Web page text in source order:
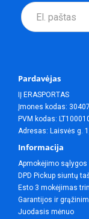
Pardavėjas
IĮ ERASPORTAS
Įmones kodas:
PVM kodas:
Adresas: Laisvės g.
Informacija
Apmokėjimo sąlygos
DPD Pickup siuntų
Esto 3 mokėjimas
Garantijos ir
Juodasis mėnuo